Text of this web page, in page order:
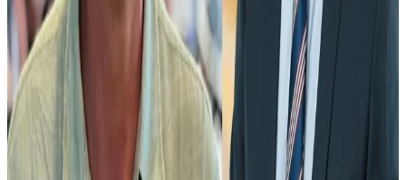
2026-08-07 07:30
Debatt
Skriv vitbok om hur medierna motarbetade
SD
2026-08-06 10:42